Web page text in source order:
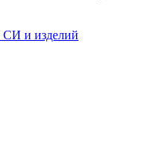
СИ и изделий